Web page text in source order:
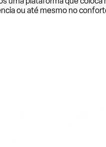
ou até mesmo no